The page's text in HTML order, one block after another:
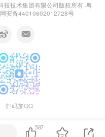
技技术集团有限公司版权所有·粤
安备44010602012728号
扫码加QQ
587